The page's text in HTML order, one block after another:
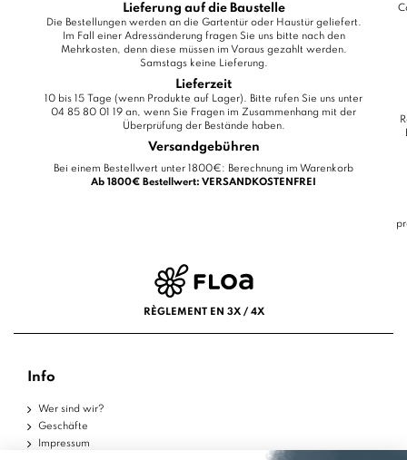
Lieferung auf die Baustelle
Die Bestellungen werden an die Gartentür oder Haustür geliefert.
Im Fall einer Adressänderung fragen Sie uns bitte nach den
Mehrkosten, denn diese müssen im Voraus gezahlt werden.
Samstags keine Lieferung.
Lieferzeit
10 bis 15 Tage (wenn Produkte auf Lager). Bitte rufen Sie uns unter
04 85 80 01 19 an, wenn Sie Fragen im Zusammenhang mit der
Überprüfung der Bestände haben.
Versandgebühren
Bei einem Bestellwert unter 1800€: Berechnung im Warenkorb
Ab 1800€ Bestellwert: VERSANDKOSTENFREI
RÈGLEMENT EN 3X / 4X
Info
Wer sind wir?
Geschäfte
Impressum